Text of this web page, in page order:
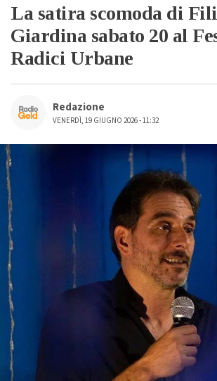
La satira scomoda di
Giardina sabato 20 al
Radici Urbane
Redazione
VENERDÌ, 19 GIUGNO 2026 - 11:32